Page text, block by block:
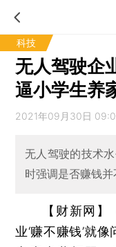
科技
无人驾驶企
逼小学生养
2021年09月30日
无人驾驶的技术
时强调是否赚钱
【财新网
业‘赚不赚钱’就